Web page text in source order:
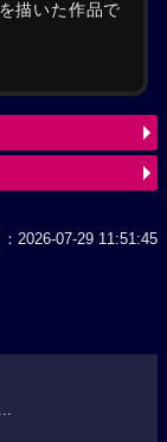
描いた作品で
2026-07-29 11:51:45